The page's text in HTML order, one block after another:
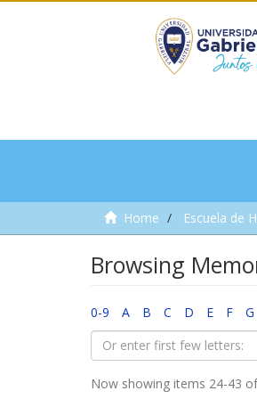
Home Escuela de
Browsing
0-9 A B C D E F G
Now showing items 24-43